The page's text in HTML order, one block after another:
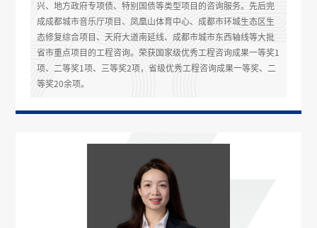
兴、地方政府专项债、特别国债等类型项目的咨询服务。先后完
成成都城市音乐厅项目、凤凰山体育中心、成都市环城生态区生
态修复综合项目、天府大道南延线、成都市城市东西轴线等大批
省市重点项目的工程咨询。荣获国家级优秀工程咨询成果一等奖1
项、二等奖1项、三等奖2项，省级优秀工程咨询成果一等奖、二
等奖20余项。